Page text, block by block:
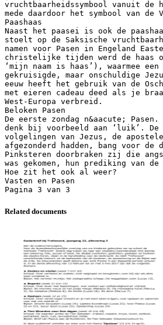
vruchtbaarheidssymbool vanuit
mede daardoor het symbool van
Paashaas
Naast het paasei is ook de
stoelt op de Saksische
namen voor Pasen in Engeland
christelijke tijden werd de haas
‘mijn naam is haas’), waarmee
gekruisigde, maar onschuldige
eeuw heeft het gebruik van de
met eieren cadeau deed als je
West-Europa verbreid.
Beloken Pasen
De eerste zondag n&aacute;
denk bij voorbeeld aan ‘luik’.
volgelingen van Jezus, de
afgezonderd hadden, bang voor de
Pinksteren doorbraken zij die
was gekomen, hun prediking van
Hoe zit het ook al weer?
Vasten en Pasen
Related documents